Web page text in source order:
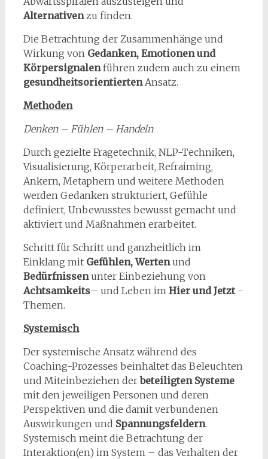
Alternativenzu finden.
Die Betrachtung der Zusammenhänge und
Wirkung von Gedanken, Emotionen und
Körpersignalenführen zudem auch zu einem
gesundheitsorientiertenAnsatz.
Methoden
Denken – Fühlen – Handeln
Durch gezielte Fragetechnik, NLP-Techniken,
Visualisierung, Körperarbeit, Refraiming,
Ankern, Metaphern und weitere Methoden
werden Gedanken strukturiert, Gefühle
definiert, Unbewusstes bewusst gemacht und
aktiviert und Maßnahmen erarbeitet.
Schritt für Schritt und ganzheitlich im
Einklang mit Gefühlen, Wertenund
Bedürfnissenunter Einbeziehung von
Achtsamkeits– und Leben im Hier und Jetzt-
Themen.
Systemisch
Der systemische Ansatz während des
Coaching-Prozesses beinhaltet das Beleuchten
und Miteinbeziehen derbeteiligten Systeme
mit den jeweiligen Personen und deren
Perspektiven und die damit verbundenen
Auswirkungen und Spannungsfeldern.
Systemisch meint die Betrachtung der
Interaktion(en) im System – das Verhalten der